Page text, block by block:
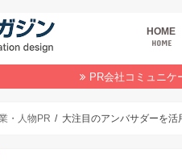
HOME
HOME
PR会社コミュニケ
・人物PR 大注目のアンバサダーを活